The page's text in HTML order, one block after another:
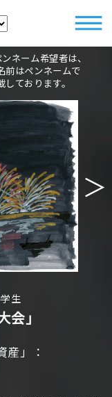
ネーム希望者は、
前はペンネームで
しております。
＞
生
会」
産」：